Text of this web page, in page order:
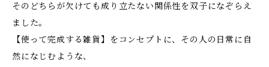
そのどちらが欠けても成り立たない関係性を双子になぞらえ
ました。
【使って完成する雑貨】をコンセプトに、その人の日常に自
然になじむような、